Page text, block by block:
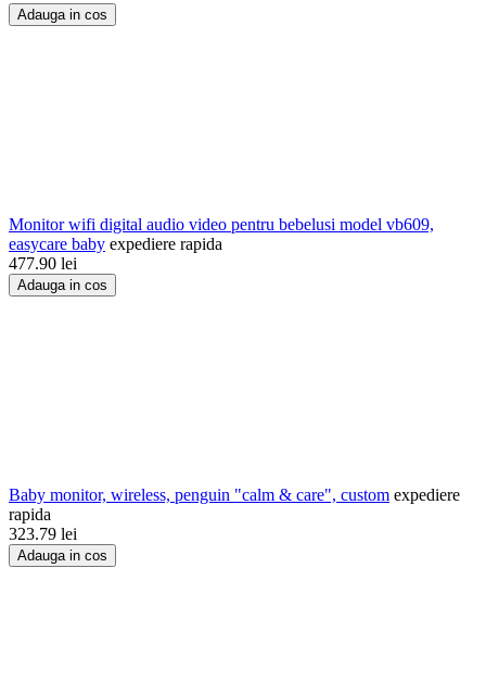
Adauga in cos
Monitor wifi digital audio video pentru bebelusi model vb609,
easycare baby expediere rapida
477.90 lei
Adauga in cos
Baby monitor, wireless, penguin "calm & care", custom expediere
rapida
323.79 lei
Adauga in cos